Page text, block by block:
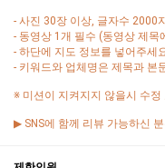
- 사진 30장 이상, 글자수 2000
- 동영상 1개 필수 (동영상 제목
- 하단에 지도 정보를 넣어주세
- 키워드와 업체명은 제목과 본
※ 미션이 지켜지지 않을시 수
▶ SNS에 함께 리뷰 가능하신